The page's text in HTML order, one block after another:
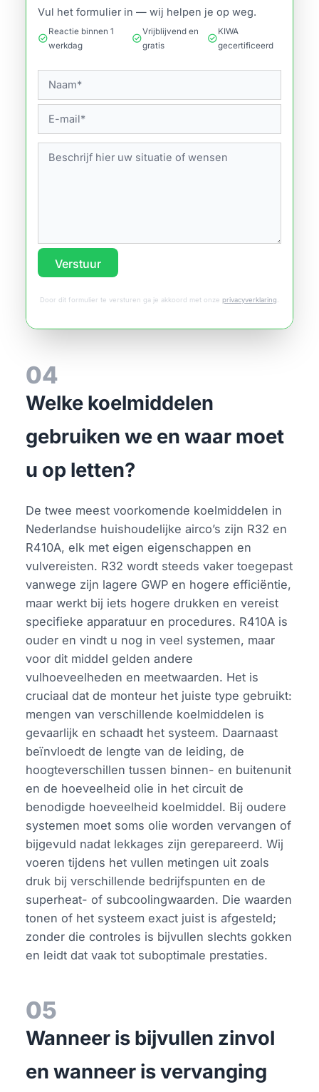
Vul het formulier in — wij helpen je op weg.
check_circle
Reactie binnen 1
werkdag
check_circle
Vrijblijvend en
gratis
check_circle
KIWA
gecertificeerd
Verstuur
Door dit formulier te versturen ga je akkoord met onze privacyverklaring.
04
Welke koelmiddelen
gebruiken we en waar moet
u op letten?
De twee meest voorkomende koelmiddelen in
Nederlandse huishoudelijke airco’s zijn R32 en
R410A, elk met eigen eigenschappen en
vulvereisten. R32 wordt steeds vaker toegepast
vanwege zijn lagere GWP en hogere efficiëntie,
maar werkt bij iets hogere drukken en vereist
specifieke apparatuur en procedures. R410A is
ouder en vindt u nog in veel systemen, maar
voor dit middel gelden andere
vulhoeveelheden en meetwaarden. Het is
cruciaal dat de monteur het juiste type gebruikt:
mengen van verschillende koelmiddelen is
gevaarlijk en schaadt het systeem. Daarnaast
beïnvloedt de lengte van de leiding, de
hoogteverschillen tussen binnen- en buitenunit
en de hoeveelheid olie in het circuit de
benodigde hoeveelheid koelmiddel. Bij oudere
systemen moet soms olie worden vervangen of
bijgevuld nadat lekkages zijn gerepareerd. Wij
voeren tijdens het vullen metingen uit zoals
druk bij verschillende bedrijfspunten en de
superheat- of subcoolingwaarden. Die waarden
tonen of het systeem exact juist is afgesteld;
zonder die controles is bijvullen slechts gokken
en leidt dat vaak tot suboptimale prestaties.
05
Wanneer is bijvullen zinvol
en wanneer is vervanging